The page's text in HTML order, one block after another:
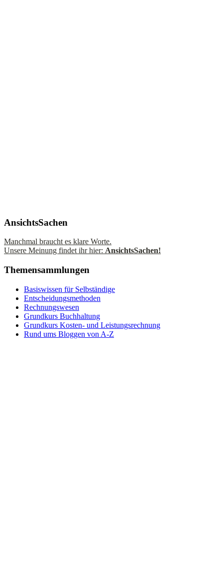
AnsichtsSachen
Manchmal braucht es klare Worte.
Unsere Meinung findet ihr hier: AnsichtsSachen!
Themensammlungen
Basiswissen für Selbständige
Entscheidungsmethoden
Rechnungswesen
Grundkurs Buchhaltung
Grundkurs Kosten- und Leistungsrechnung
Rund ums Bloggen von A-Z